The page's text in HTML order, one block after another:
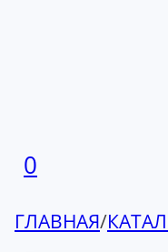
0
ГЛАВНАЯ/